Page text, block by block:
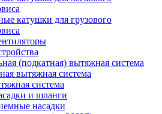
катушки для грузового
(подкатная) вытяжная система
вытяжная система
система
и шланги
насадки